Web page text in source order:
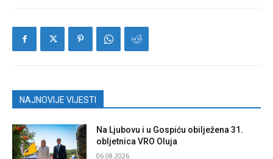
NAJNOVIJE VIJESTI
Na Ljubovu i u Gospiću obilježena 31.
obljetnica VRO Oluja
06.08.2026.